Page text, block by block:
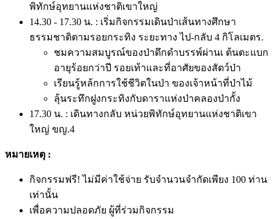
พิทักษ์อุทยานแห่งชาติเขาใหญ่
14.30 - 17.30 น.​ : เริ่มกิจกรรมเดินป่าเส้นทางศึกษา
ธรรมชาติตามรอยกระทิง ระยะทาง ไป-กลับ 4 กิโลเมตร.
ชมความสมบูรณ์ของป่าดึกดำบรรพ์ผ่านเ ต้นตะแบก
อายุร้อยกว่าปี รอยเท้าและที่อาศัยของสัตว์ป่า
เรียนรู้หล้กการใช้ชีวิตในป่า ของเจ้าหน้าที่ป่าไม้
ลุ้นระทึกฝูงกระทิงกับดาราแห่งป่าคลองป่ากั้ง
17.30 น. : เดินทางกลับ หน่วยพิทักษ์อุทยานแห่งชาติเขา
ใหญ่ ขญ.4
หมายเหตุ​ :
กิจกรรมฟรี! ไม่มีค่าใช้จ่าย รับจำนวนจำกัดเพียง 100 ท่าน
เท่านั้น
เพื่อความปลอดภัย ผู้ที่ร่วมกิจกรรม